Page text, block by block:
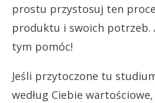
prostu przystosuj ten
produktu i swoich potrzeb.
tym pomóc!
Jeśli przytoczone tu
według Ciebie